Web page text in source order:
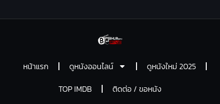
หน้าแรก ดูหนังออนไลน์
ดูหนังใหม่ 2025
TOP IMDB
ติดต่อ / ขอหนัง